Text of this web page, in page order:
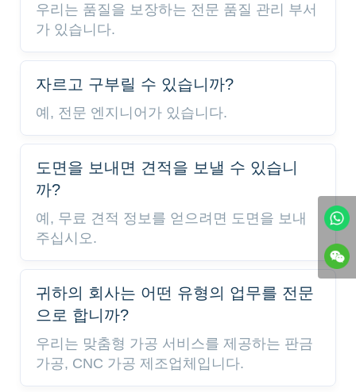
우리는 품질을 보장하는 전문 품질 관리 부서
가 있습니다.
자르고 구부릴 수 있습니까?
예, 전문 엔지니어가 있습니다.
도면을 보내면 견적을 보낼 수 있습니
까?
예, 무료 견적 정보를 얻으려면 도면을 보내
주십시오.
귀하의 회사는 어떤 유형의 업무를 전문
으로 합니까?
우리는 맞춤형 가공 서비스를 제공하는 판금
가공, CNC 가공 제조업체입니다.